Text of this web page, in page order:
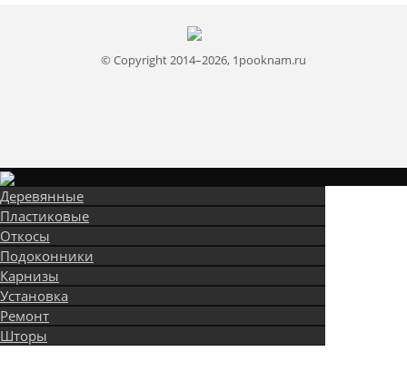
© Copyright 2014–2026, 1pooknam.ru
Деревянные
Пластиковые
Откосы
Подоконники
Карнизы
Установка
Ремонт
Шторы